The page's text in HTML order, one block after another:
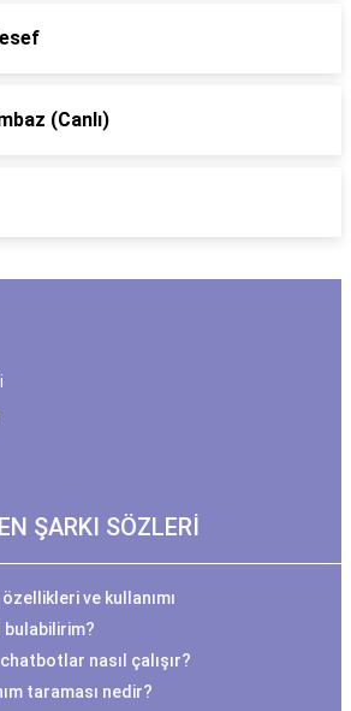
(Canlı)
ŞARKI SÖZLERİ
özellikleri ve kullanımı
bulabilirim?
nasıl çalışır?
taraması nedir?